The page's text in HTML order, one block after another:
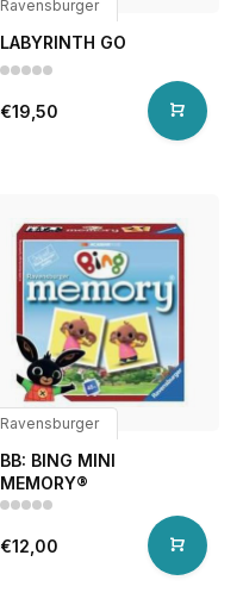
Ravensburger
LABYRINTH GO
€19,50
Ravensburger
BB: BING MINI
MEMORY®
€12,00